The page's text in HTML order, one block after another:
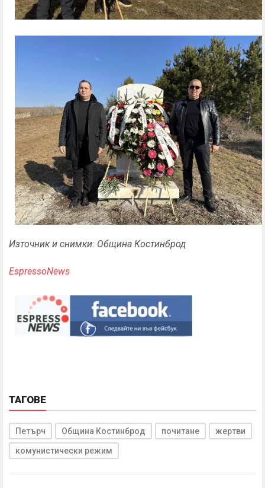
Източник и снимки: Община Костинброд
EspressoNews
ТАГОВЕ
Петърч Община Костинброд почитане жертви
комунистически режим